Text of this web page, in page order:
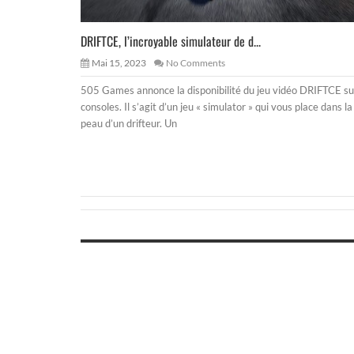
DRIFTCE, l’incroyable simulateur de d...
Mai 15, 2023 No Comments
505 Games annonce la disponibilité du jeu vidéo DRIFTCE
consoles. Il s’agit d’un jeu « simulator » qui vous place dans la
peau d’un drifteur. Un